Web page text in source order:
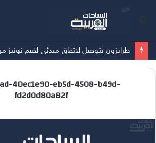
طرابزون يتوصل لاتفاق مبدئي لضم نونيز من
40ec1e90-eb5d-4508-b49d-
fd2d0d80a82f